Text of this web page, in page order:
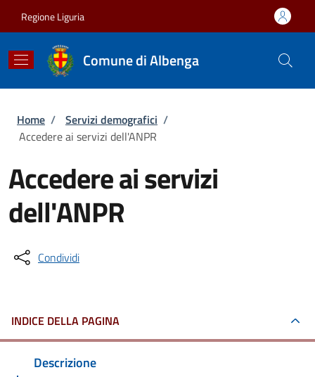
Regione Liguria
Comune di Albenga
Briciole di pane
Home / Servizi demografici /
Accedere ai servizi dell'ANPR
Accedere ai servizi
dell'ANPR
Condividi
INDICE DELLA PAGINA
Descrizione